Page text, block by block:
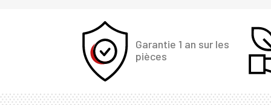
Garantie 1 an sur les
pièces